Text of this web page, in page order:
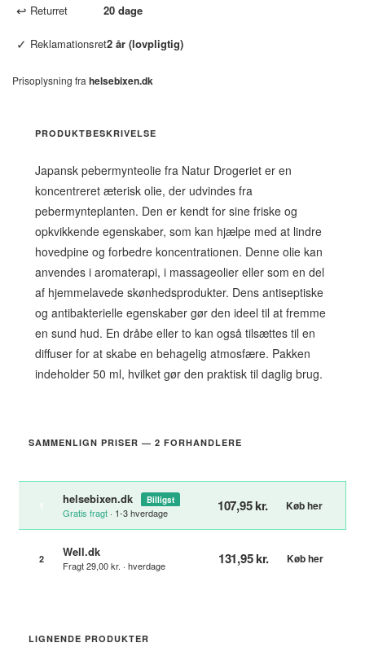
↩ Returret 20 dage
✓ Reklamationsret2 år (lovpligtig)
Prisoplysning fra helsebixen.dk
PRODUKTBESKRIVELSE
Japansk pebermynteolie fra Natur Drogeriet er en
koncentreret æterisk olie, der udvindes fra
pebermynteplanten. Den er kendt for sine friske og
opkvikkende egenskaber, som kan hjælpe med at lindre
hovedpine og forbedre koncentrationen. Denne olie kan
anvendes i aromaterapi, i massageolier eller som en del
af hjemmelavede skønhedsprodukter. Dens antiseptiske
og antibakterielle egenskaber gør den ideel til at fremme
en sund hud. En dråbe eller to kan også tilsættes til en
diffuser for at skabe en behagelig atmosfære. Pakken
indeholder 50 ml, hvilket gør den praktisk til daglig brug.
SAMMENLIGN PRISER — 2 FORHANDLERE
helsebixen.dk Billigst
Gratis fragt · 1-3 hverdage 107,95 kr. Køb her
2 Well.dk
Fragt 29,00 kr. · hverdage 131,95 kr. Køb her
LIGNENDE PRODUKTER